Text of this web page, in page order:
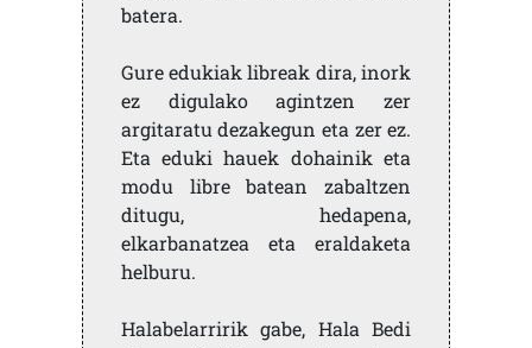
batera.
Gure edukiak libreak dira, inork
ez digulako agintzen zer
argitaratu dezakegun eta zer ez.
Eta eduki hauek dohainik eta
modu libre batean zabaltzen
ditugu, hedapena,
elkarbanatzea eta eraldaketa
helburu.
Halabelarririk gabe, Hala Bedi